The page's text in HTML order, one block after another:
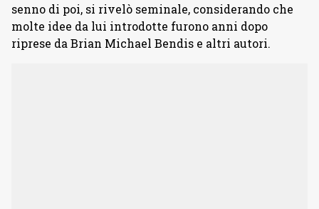
senno di poi, si rivelò seminale, considerando che
molte idee da lui introdotte furono anni dopo
riprese da Brian Michael Bendis e altri autori.